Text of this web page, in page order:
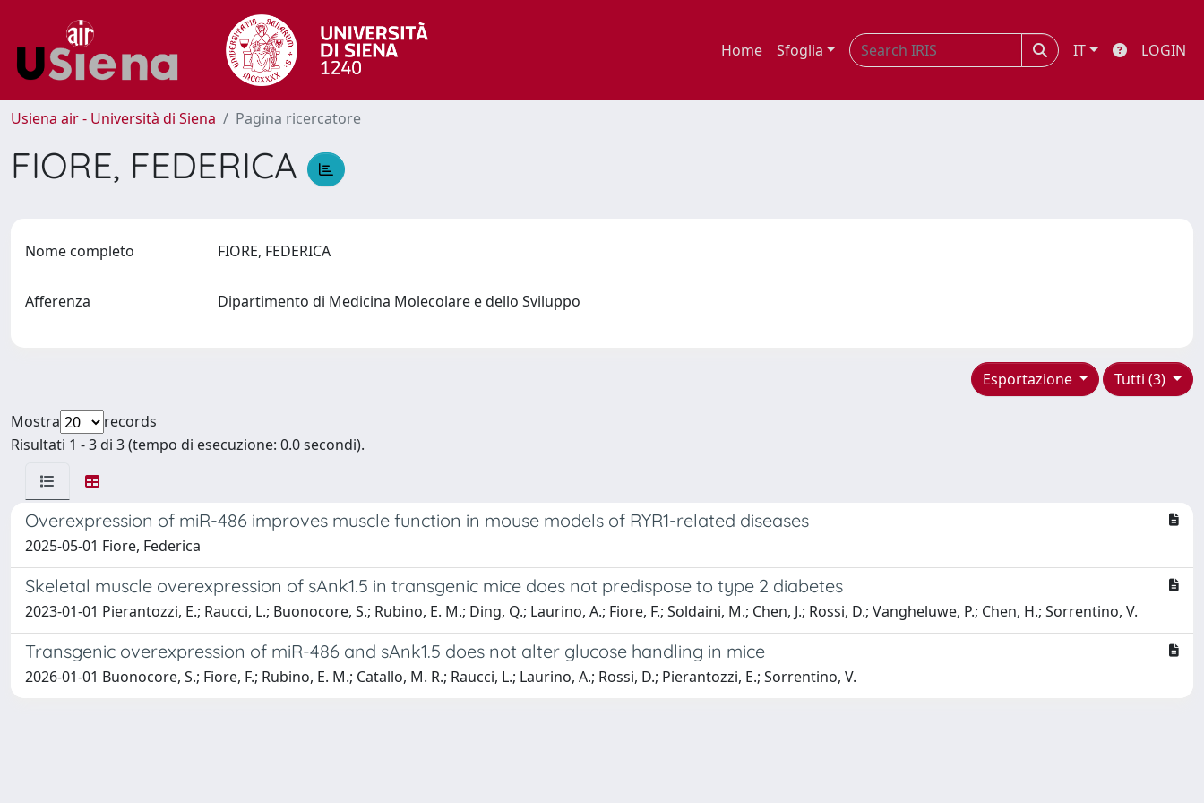
Home Sfoglia IT LOGIN
Usiena air - Università di Siena Pagina ricercatore
FIORE, FEDERICA
Nome completo FIORE, FEDERICA
Afferenza Dipartimento di Medicina Molecolare e dello Sviluppo
Tutti (3)
Esportazione
Mostra
records
Risultati 1 - 3 di 3 (tempo di esecuzione: 0.0 secondi).
Overexpression of miR-486 improves muscle function in mouse models of RYR1-related diseases
2025-05-01 Fiore, Federica
Skeletal muscle overexpression of sAnk1.5 in transgenic mice does not predispose to type 2 diabetes
2023-01-01 Pierantozzi, E.; Raucci, L.; Buonocore, S.; Rubino, E. M.; Ding, Q.; Laurino, A.; Fiore, F.; Soldaini, M.; Chen, J.; Rossi, D.; Vangheluwe, P.; Chen, H.; Sorrentino, V.
Transgenic overexpression of miR-486 and sAnk1.5 does not alter glucose handling in mice
2026-01-01 Buonocore, S.; Fiore, F.; Rubino, E. M.; Catallo, M. R.; Raucci, L.; Laurino, A.; Rossi, D.; Pierantozzi, E.; Sorrentino, V.